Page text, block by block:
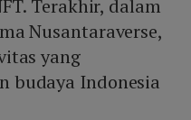
Terakhir, dalam
Nusantaraverse,
yang
budaya Indonesia